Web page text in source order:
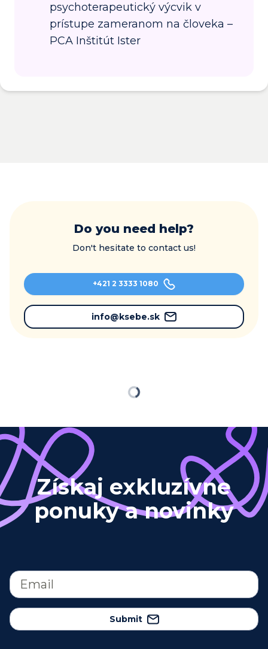
psychoterapeutický výcvik v
prístupe zameranom na človeka –
PCA Inštitút Ister
Do you need help?
Don't hesitate to contact us!
+421 2 3333 1080
info@ksebe.sk
Loading
Získaj exkluzívne
ponuky a novinky
Submit